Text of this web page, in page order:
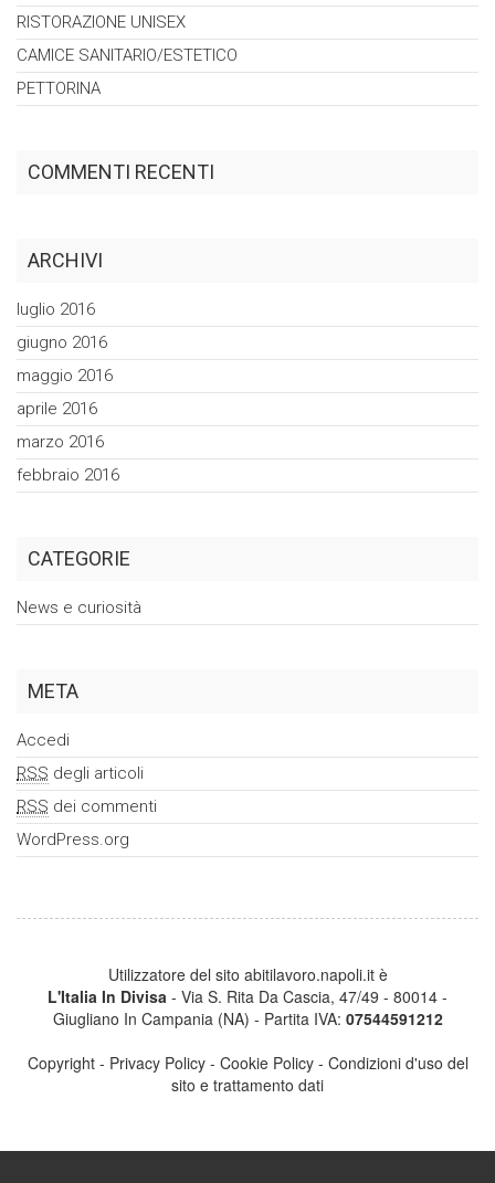
RISTORAZIONE UNISEX
CAMICE SANITARIO/ESTETICO
PETTORINA
COMMENTI RECENTI
ARCHIVI
luglio 2016
giugno 2016
maggio 2016
aprile 2016
marzo 2016
febbraio 2016
CATEGORIE
News e curiosità
META
Accedi
RSS degli articoli
RSS dei commenti
WordPress.org
Utilizzatore del sito abitilavoro.napoli.it è
L'Italia In Divisa - Via S. Rita Da Cascia, 47/49 - 80014 -
Giugliano In Campania (NA) - Partita IVA: 07544591212
Copyright- Privacy Policy- Cookie Policy- Condizioni d'uso del
sito e trattamento dati